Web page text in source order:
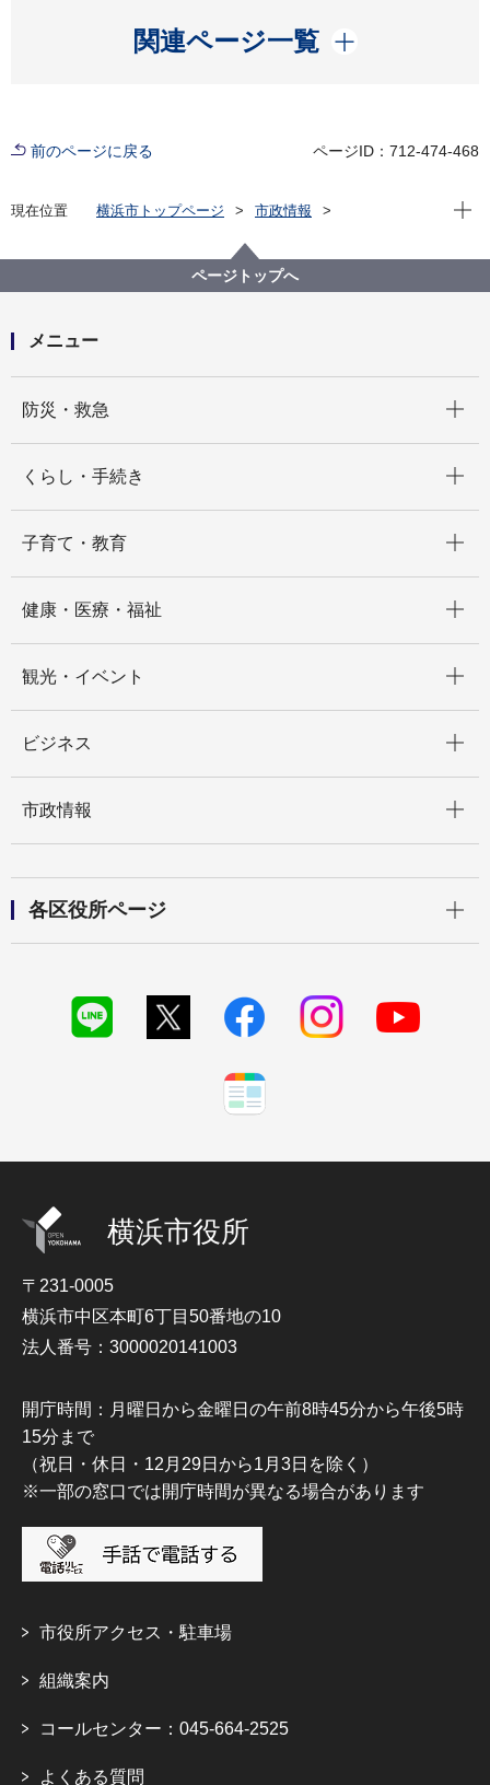
関連ページ一覧
開く
前のページに戻る ページID：712-474-468
現在位置 横浜市トップページ
市政情報
新型コロナウイルス感染症による新たな市内の患者確
認について
現在
ページトップへ
メニュー
防災・救急
くらし・手続き
子育て・教育
健康・医療・福祉
観光・イベント
ビジネス
市政情報
各区役所ページ
横浜市役所
〒231-0005
横浜市中区本町6丁目50番地の10
法人番号：3000020141003
開庁時間：月曜日から金曜日の午前8時45分から午後5時
15分まで
（祝日・休日・12月29日から1月3日を除く）
※一部の窓口では開庁時間が異なる場合があります
市役所アクセス・駐車場
組織案内
コールセンター：045-664-2525
よくある質問